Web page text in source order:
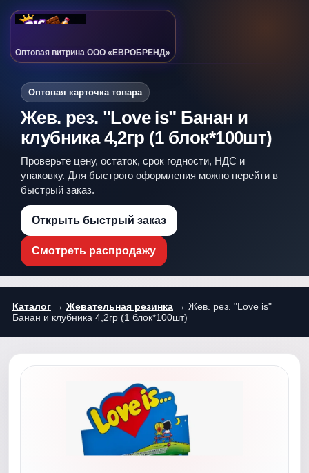
Оптовая витрина ООО «ЕВРОБРЕНД»
Оптовая карточка товара
Жев. рез. "Love is" Банан и
клубника 4,2гр (1 блок*100шт)
Проверьте цену, остаток, срок годности, НДС и
упаковку. Для быстрого оформления можно перейти в
быстрый заказ.
Открыть быстрый заказ
Смотреть распродажу
Каталог → Жевательная резинка → Жев. рез. "Love is"
Банан и клубника 4,2гр (1 блок*100шт)